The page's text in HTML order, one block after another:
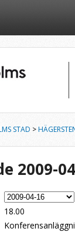
STAD >
2009-
18.00